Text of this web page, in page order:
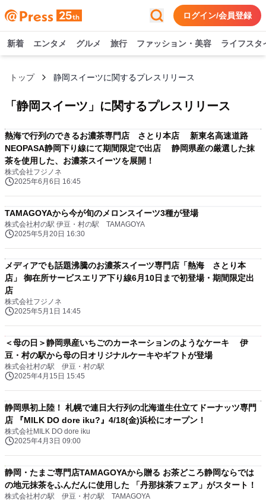
ログイン/会員登録
新着 エンタメ グルメ 旅行 ファッション・美容 ライフスタ
トップ 静岡スイーツに関するプレスリリース
「 静岡スイーツ 」に関するプレスリリース
熱海で行列のできるお濃茶専門店 さとり本店 新東名高速道路
NEOPASA静岡下り線にて期間限定で出店 静岡県産の厳選した抹
茶を使用した、お濃茶スイーツを展開！
株式会社フジノネ
2025年6月6日 16:45
TAMAGOYAから今が旬のメロンスイーツ3種が登場
株式会社村の駅 伊豆・村の駅 TAMAGOYA
2025年5月20日 16:30
メディアでも話題沸騰のお濃茶スイーツ専門店「熱海 さとり本
店」 御在所サービスエリア下り線6月10日まで初登場・期間限定出
店
株式会社フジノネ
2025年5月1日 14:45
＜母の日＞静岡県産いちごのカーネーションのようなケーキ 伊
豆・村の駅から母の日オリジナルケーキやギフトが登場
株式会社村の駅 伊豆・村の駅
2025年4月15日 15:45
静岡県初上陸！ 札幌で連日大行列の北海道生仕立てドーナッツ専門
店 『MILK DO dore iku?』4/18(金)浜松にオープン！
株式会社MILK DO dore iku
2025年4月3日 09:00
静岡・たまご専門店TAMAGOYAから贈る お茶どころ静岡ならでは
の地元抹茶をふんだんに使用した 「丹那抹茶フェア」がスタート！
株式会社村の駅 伊豆・村の駅 TAMAGOYA